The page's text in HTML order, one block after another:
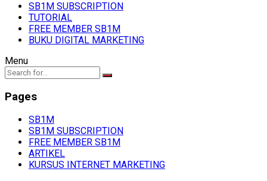
SB1M SUBSCRIPTION
TUTORIAL
FREE MEMBER SB1M
BUKU DIGITAL MARKETING
Menu
Pages
SB1M
SB1M SUBSCRIPTION
FREE MEMBER SB1M
ARTIKEL
KURSUS INTERNET MARKETING